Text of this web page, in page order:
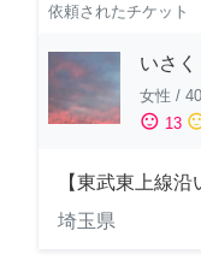
依頼されたチケット
いさく
女性 /
sentiment_satisfied 13
【東武東上線
埼玉県